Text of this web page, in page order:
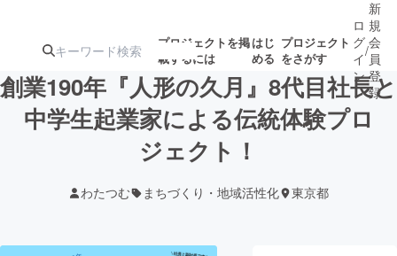
プロジェクトを掲
載するには
はじ
める
プロジェクト
をさがす
注目の新着プロ
募集終了が近いプ
ロ
グ
イ
ン
/
新
規
会
員
登
録
創業190年『人形の久月』8代目社長と
中学生起業家による伝統体験プロ
ジェクト！
わたつむ まちづくり・地域活性化 東京都